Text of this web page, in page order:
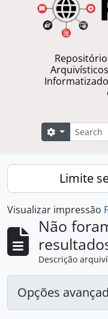
Buscar
Opções de
Limite
Visualizar impressão
Não
Descrição
Opções